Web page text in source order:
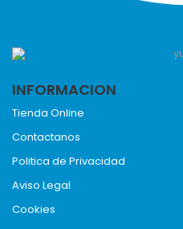
INFORMACION
Tienda Online
Contactanos
Politica de Privacidad
Aviso Legal
Cookies